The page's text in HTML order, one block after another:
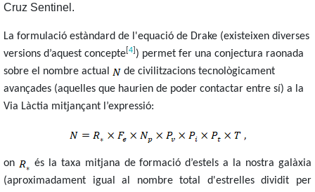
Cruz Sentinel.
La formulació estàndard de l'equació de Drake (existeixen diverses
versions d’aquest concepte 4 ) permet fer una conjectura raonada
sobre el nombre actual
de civilitzacions tecnològicament
avançades (aquelles que haurien de poder contactar entre sí) a la
Via Làctia mitjançant l’expressió:
on
és la taxa mitjana de formació d’estels a la nostra galàxia
(aproximadament igual al nombre total d'estrelles dividit per